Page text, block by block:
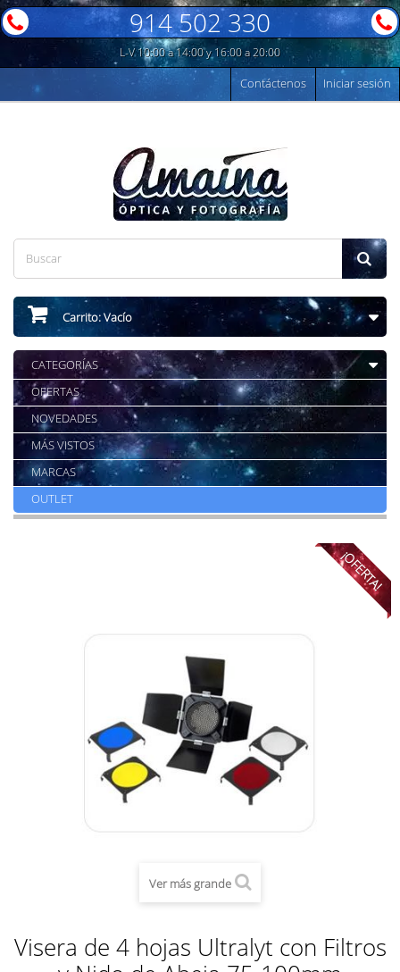
914 502 330
L-V 10:00 a 14:00 y 16:00 a 20:00
Iniciar sesión
Contáctenos
Carrito:Vacío
CATEGORÍAS
OFERTAS
NOVEDADES
MÁS VISTOS
MARCAS
OUTLET
¡OFERTA!
Ver más grande
Visera de 4 hojas Ultralyt con Filtros